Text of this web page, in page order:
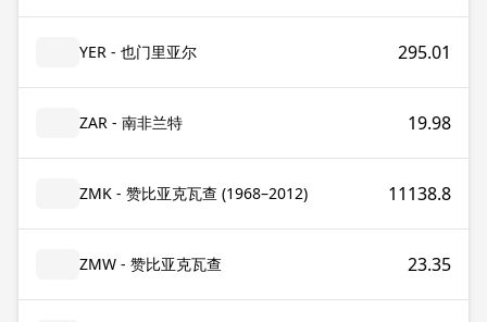
YER - 也门里亚尔 295.01
ZAR - 南非兰特 19.98
ZMK - 赞比亚克瓦查 (1968–2012) 11138.8
ZMW - 赞比亚克瓦查 23.35